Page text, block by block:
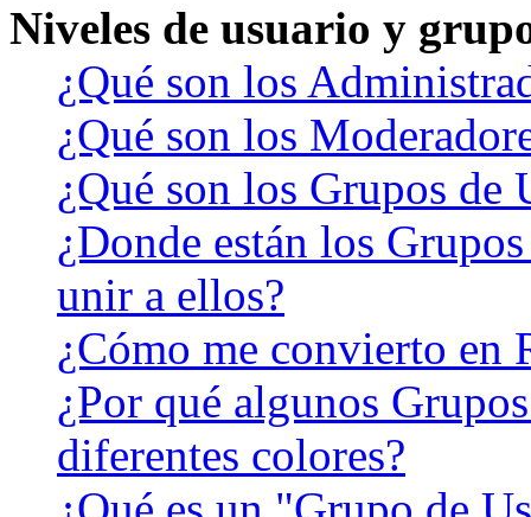
Niveles de usuario y
¿Qué son los
¿Qué son los
¿Qué son los Grupos de
¿Donde están los
unir a ellos?
¿Cómo me convierto en
¿Por qué algunos
diferentes colores?